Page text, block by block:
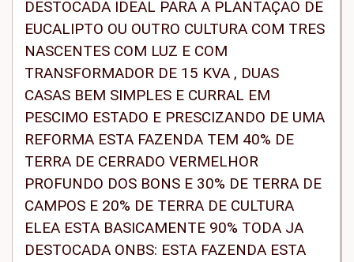
DESTOCADA IDEAL PARA A PLANTAÇAO DE
EUCALIPTO OU OUTRO CULTURA COM TRES
NASCENTES COM LUZ E COM
TRANSFORMADOR DE 15 KVA , DUAS
CASAS BEM SIMPLES E CURRAL EM
PESCIMO ESTADO E PRESCIZANDO DE UMA
REFORMA ESTA FAZENDA TEM 40% DE
TERRA DE CERRADO VERMELHOR
PROFUNDO DOS BONS E 30% DE TERRA DE
CAMPOS E 20% DE TERRA DE CULTURA
ELEA ESTA BASICAMENTE 90% TODA JA
DESTOCADA ONBS: ESTA FAZENDA ESTA